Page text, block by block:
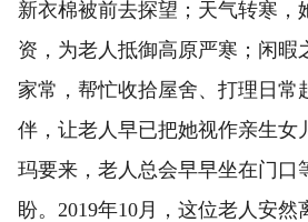
新衣棉被前去探望；天气转寒，
资，为老人抵御高原严寒；闲暇
家常，帮忙收拾屋舍、打理日常
伴，让老人早已把她视作亲生女
玛要来，老人总会早早坐在门口
盼。2019年10月，这位老人安